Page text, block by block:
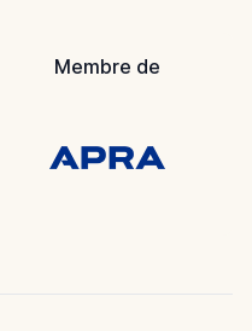
Membre de